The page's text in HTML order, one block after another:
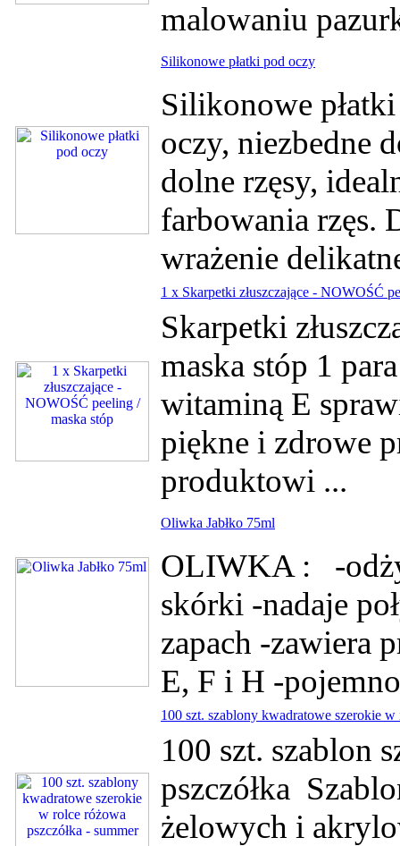
malowaniu
Silikonowe płatki pod oczy
Silikonowe
oczy, niezbedne
dolne rzęsy,
farbowania rzęs.
wrażenie
1 x Skarpetki złuszczające - NOWOŚĆ
Skarpetki
maska stóp 1
witaminą E
piękne i zdrowe
produktowi ...
Oliwka Jabłko 75ml
OLIWKA : -
skórki -nadaje
zapach -zawiera
E, F i H -
100 szt. szablony kwadratowe szerokie w
100 szt. szablon
pszczółka
żelowych i